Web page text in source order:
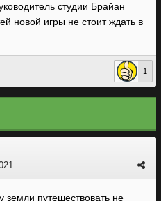
студии Брайан
новой игры не стоит ждать в
1
земли путешествовать не